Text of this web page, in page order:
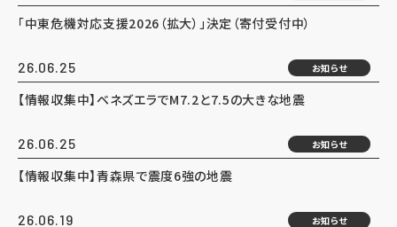
「中東危機対応支援2026（拡大）」決定（寄付受付中）
26.06.25 お知らせ
【情報収集中】ベネズエラでM7.2と7.5の大きな地震
26.06.25 お知らせ
【情報収集中】青森県で震度6強の地震
26.06.19 お知らせ